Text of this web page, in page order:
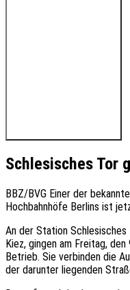
Schlesisches Tor
BBZ/BVG Einer der
Hochbahnhöfe Berlins ist
An der Station
Kiez, gingen am Freitag,
Betrieb. Sie verbinden die
der darunter liegenden